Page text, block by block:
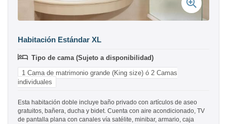
Habitación Estándar XL
Tipo de cama (Sujeto a disponibilidad)
1 Cama de matrimonio grande (King size) ó 2 Camas
individuales
Esta habitación doble incluye baño privado con artículos de aseo
gratuitos, bañera, ducha y bidet. Cuenta con aire acondicionado, TV
de pantalla plana con canales vía satélite, minibar, armario, caja